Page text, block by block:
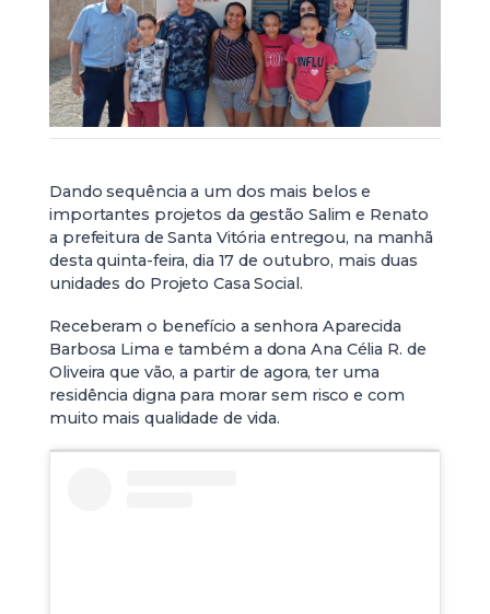
Dando sequência a um dos mais belos e
importantes projetos da gestão Salim e Renato
a prefeitura de Santa Vitória entregou, na manhã
desta quinta-feira, dia 17 de outubro, mais duas
unidades do Projeto Casa Social.
Receberam o benefício a senhora Aparecida
Barbosa Lima e também a dona Ana Célia R. de
Oliveira que vão, a partir de agora, ter uma
residência digna para morar sem risco e com
muito mais qualidade de vida.